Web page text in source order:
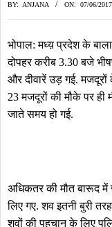
BY: ANJANA ON: 07/06/2017
भोपाल: मध्य़ प्रदेश के
दोपहर करीब 3.30 बजे
और दीवारें उड़ गई.
23 मजदूरों की मौके पर ही
जाते समय हो गई.
अधिकतर की मौत बारूद
लिए गए. शव इतनी बुरी
शवों की पहचान के लिए